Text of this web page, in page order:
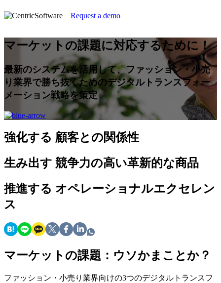
Request a demo
マーケットの課題に対応するために！
最新のシステムを活用して、ファッション・小売
り業界で勝ち抜くためのデジタルトランスフォー
メーション戦略を策定
強化する 顧客との関係性
生み出す 競争力の高い革新的な商品
推進する オペレーショナルエクセレン
ス
マーケットの課題：ウソかまことか？
ファッション・小売り業界向けの3つのデジタルトランスフ